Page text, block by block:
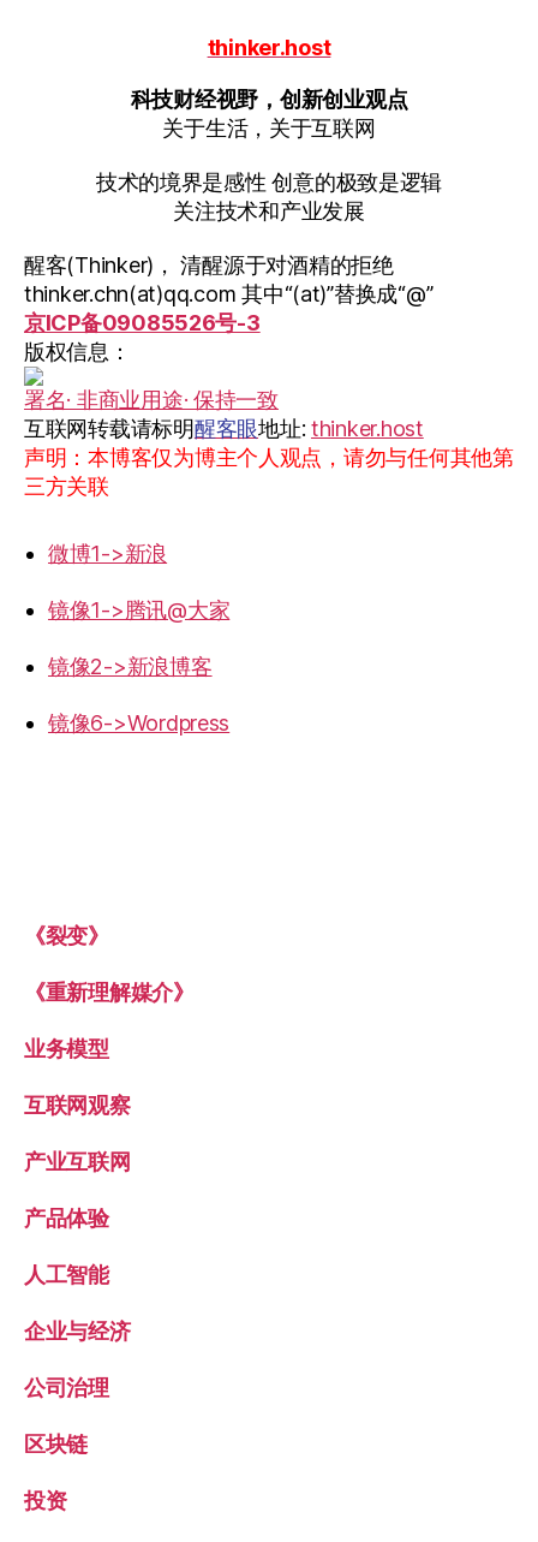
thinker.host
科技财经视野，创新创业观点
关于生活，关于互联网
技术的境界是感性 创意的极致是逻辑
关注技术和产业发展
醒客(Thinker)， 清醒源于对酒精的拒绝
thinker.chn(at)qq.com 其中“(at)”替换成“@”
京ICP备09085526号-3
版权信息：
署名· 非商业用途· 保持一致
互联网转载请标明醒客眼地址: thinker.host
声明：本博客仅为博主个人观点，请勿与任何其他第
三方关联
微博1->新浪
镜像1->腾讯@大家
镜像2->新浪博客
镜像6->Wordpress
《裂变》
《重新理解媒介》
业务模型
互联网观察
产业互联网
产品体验
人工智能
企业与经济
公司治理
区块链
投资